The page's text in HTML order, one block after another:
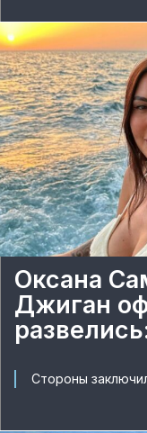
Оксана
Джиган
Стороны